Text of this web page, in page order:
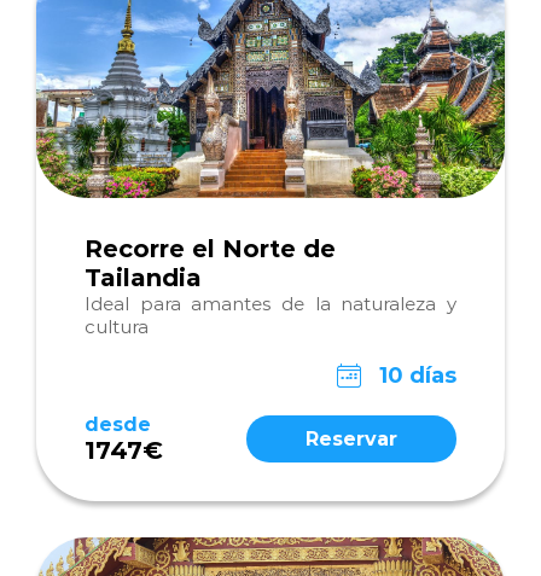
Recorre el Norte de
Tailandia
Ideal para amantes de la naturaleza y
cultura
10 días
desde
1747€ Reservar